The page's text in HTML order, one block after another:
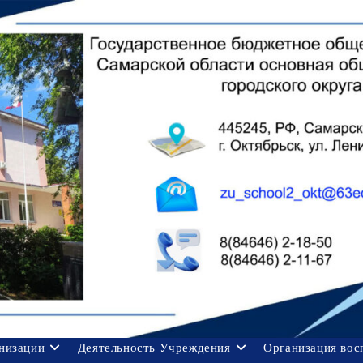
Деятельность Учреждения
Организация